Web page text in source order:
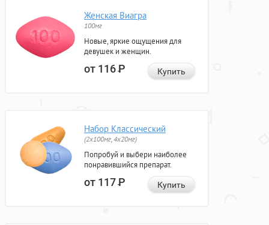
Женская Виагра
100мг
Новые, яркие ощущения для
девушек и женщин.
от 116Р Купить
Набор Классический
(2x100мг, 4x20мг)
Попробуй и выбери наиболее
понравившийся препарат.
от 117Р Купить